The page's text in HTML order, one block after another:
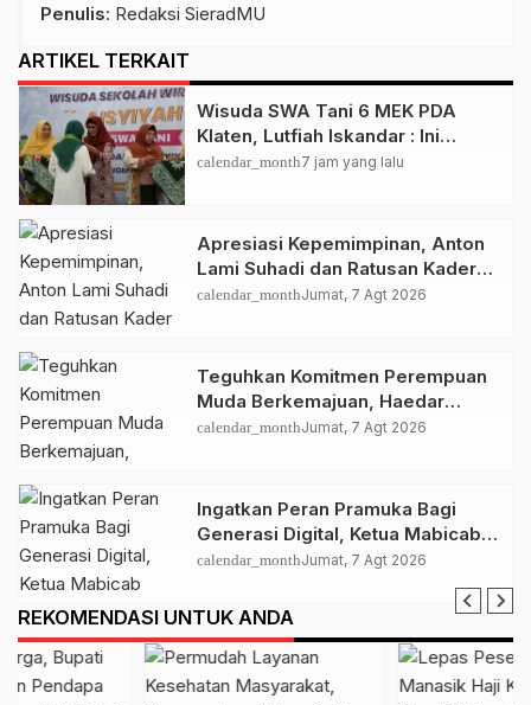
Penulis: Redaksi SieradMU
ARTIKEL TERKAIT
Wisuda SWA Tani 6 MEK PDA
Klaten, Lutfiah Iskandar : Ini
Menguatkan Gerakan Lumbung
calendar_month7 jam yang lalu
Apresiasi Kepemimpinan, Anton
Lami Suhadi dan Ratusan Kader
Golkar Klaten Ikut Rayakan Ultah
calendar_monthJumat, 7 Agt 2026
Teguhkan Komitmen Perempuan
Muda Berkemajuan, Haedar
Nashir Buka Muktamar ke-15
calendar_monthJumat, 7 Agt 2026
Ingatkan Peran Pramuka Bagi
Generasi Digital, Ketua Mabicab
Gerakan Pramuka Klaten Lepas
calendar_monthJumat, 7 Agt 2026
REKOMENDASI UNTUK ANDA